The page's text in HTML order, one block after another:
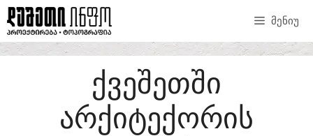
SKIP
TO
CONTENT
ᲛᲔᲜᲘᲣ
ᲥᲕᲔᲨᲔᲗᲨᲘ
ᲐᲠᲥᲘᲢᲔᲥᲝᲠᲘᲡ